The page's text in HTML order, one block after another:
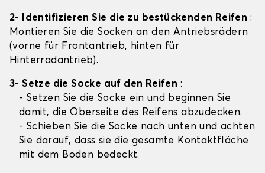
2- Identifizieren Sie die zu bestückenden Reifen :
Montieren Sie die Socken an den Antriebsrädern
(vorne für Frontantrieb, hinten für
Hinterradantrieb).
3- Setze die Socke auf den Reifen :
- Setzen Sie die Socke ein und beginnen Sie
damit, die Oberseite des Reifens abzudecken.
- Schieben Sie die Socke nach unten und achten
Sie darauf, dass sie die gesamte Kontaktfläche
mit dem Boden bedeckt.